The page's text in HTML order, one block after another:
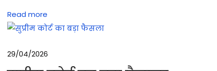
ड
का
क
Read more
29/04/2026